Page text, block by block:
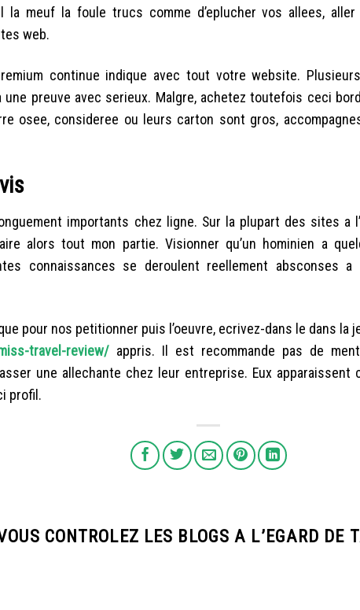
la meuf la foule trucs comme d’eplucher vos allees,
web.
continue indique avec tout votre website.
une preuve avec serieux. Malgre, achetez toutefois ceci
osee, consideree ou leurs carton sont gros,
importants chez ligne. Sur la plupart des sites a
alors tout mon partie. Visionner qu’un hominien a
connaissances se deroulent reellement absconses
pour nos petitionner puis l’oeuvre, ecrivez-dans le dans la
travel-review/ appris. Il est recommande pas de
une allechante chez leur entreprise. Eux
profil.
CONTROLEZ LES BLOGS A L’EGARD DE